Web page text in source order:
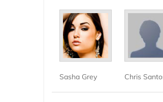
Sasha Grey Chris